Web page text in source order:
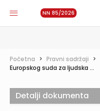
NN 85/2026
Početna > Pravni sadržaji >
Europskog suda za ljudska ...
Detalji dokumenta